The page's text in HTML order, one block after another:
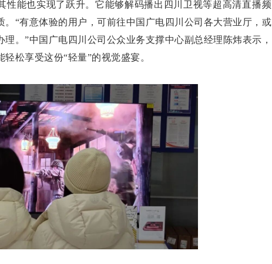
能也实现了跃升。它能够解码播出四川卫视等超高清直播频
“有意体验的用户，可前往中国广电四川公司各大营业厅，或
。”中国广电四川公司公众业务支撑中心副总经理陈炜表示，
松享受这份“轻量”的视觉盛宴。